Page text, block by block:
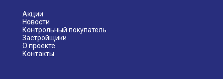
Акции
Новости
Контрольный покупатель
Застройщики
О проекте
Контакты